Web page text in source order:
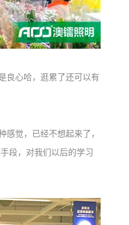
心哈，逛累了还可以有
觉，已经不想起来了，
段，对我们以后的学习